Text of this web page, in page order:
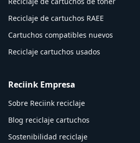
Reciclaje de cartuchos RAEE
Cartuchos compatibles nuevos
Reciclaje cartuchos usados
Reciink Empresa
Sobre Reciink reciclaje
Blog reciclaje cartuchos
Sostenibilidad reciclaje